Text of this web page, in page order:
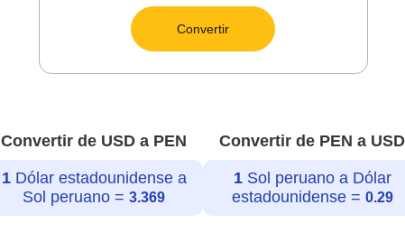
Convertir
Convertir de USD a PEN
1Dólar estadounidense a
Sol peruano = 3.369
Convertir de PEN a USD
1Sol peruano a Dólar
estadounidense = 0.29